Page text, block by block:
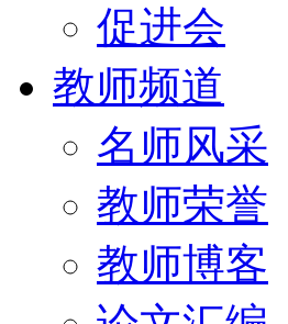
促进会
教师频道
名师风采
教师荣誉
教师博客